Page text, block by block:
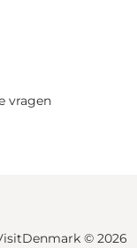
vragen
© 2026